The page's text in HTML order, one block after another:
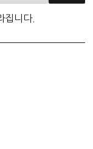
집니다.